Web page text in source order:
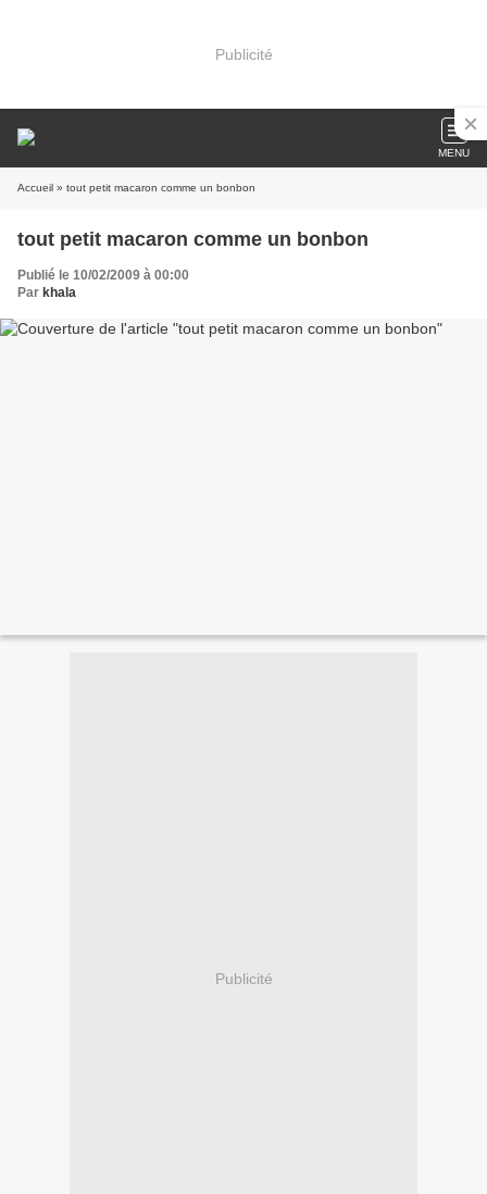
Publicité
MENU
Accueil » tout petit macaron comme un bonbon
tout petit macaron comme un bonbon
Publié le 10/02/2009 à 00:00
Par khala
Publicité